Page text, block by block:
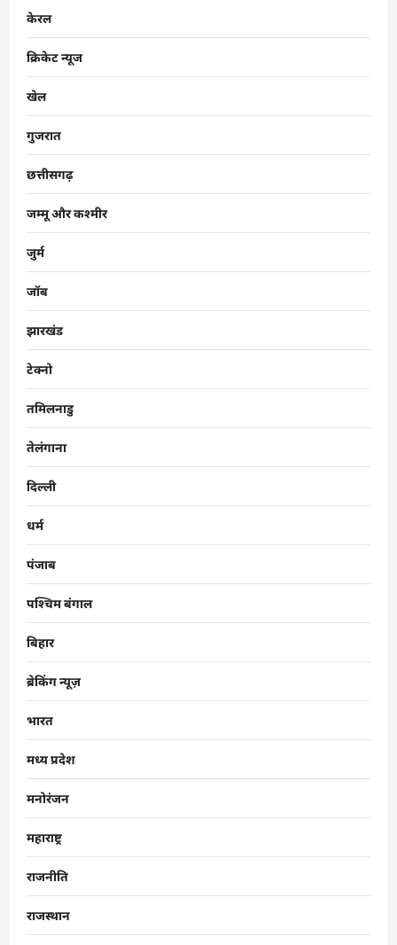
केरल
क्रिकेट न्यूज
खेल
गुजरात
छत्तीसगढ़
जम्मू और कश्मीर
जुर्म
जॉब
झारखंड
टेक्नो
तमिलनाडु
तेलंगाना
दिल्ली
धर्म
पंजाब
पश्चिम बंगाल
बिहार
ब्रेकिंग न्यूज़
भारत
मध्य प्रदेश
मनोरंजन
महाराष्ट्र
राजनीति
राजस्थान